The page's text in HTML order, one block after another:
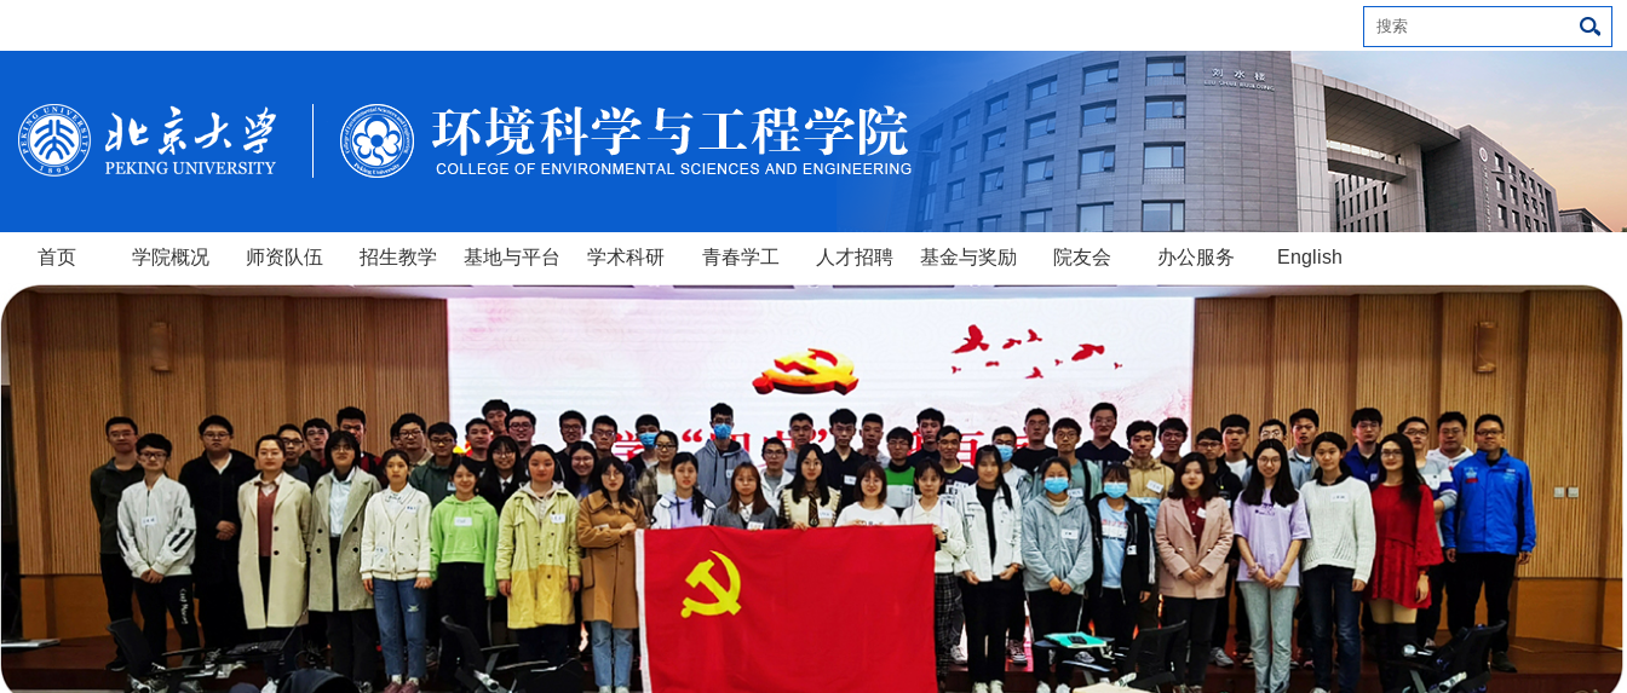
首页 学院概况 师资队伍 招生教学 基地与平台 学术科研 青春学工 人才招聘 基金与奖励 院友会 办公服务 English